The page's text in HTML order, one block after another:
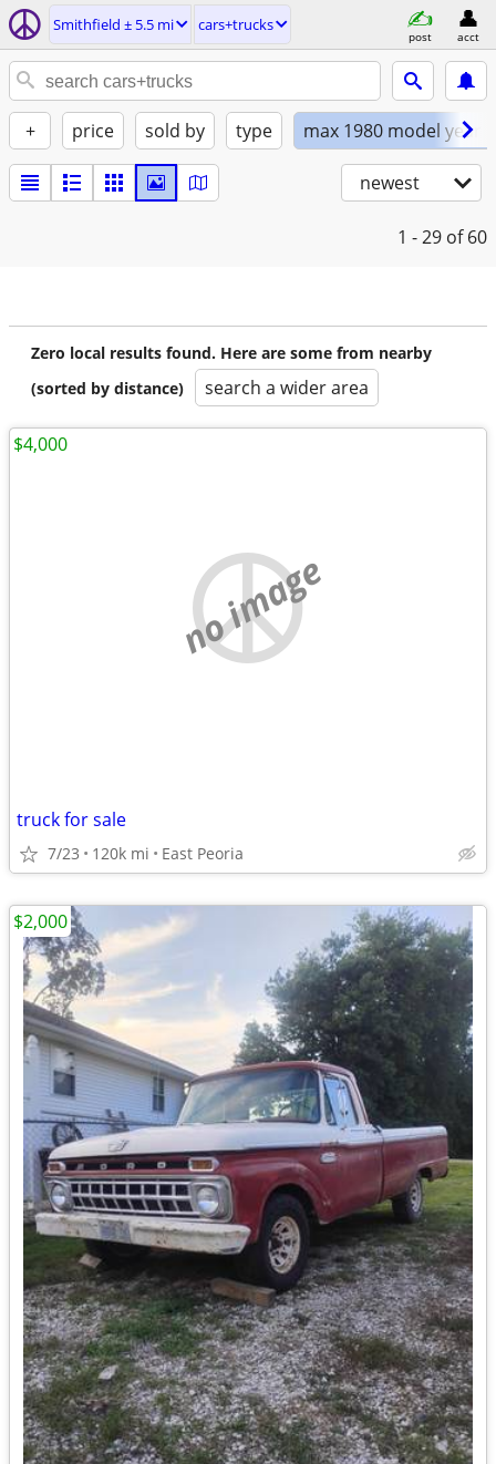
Smithfield ± 5.5 mi cars+trucks
post acct
+ price sold by type max 1980 model year
newest
1 - 29 of 60
Zero local results found. Here are some from nearby
(sorted by distance)
search a wider area
no image
truck for sale
7/23 120k mi East Peoria
$4,000
$2,000